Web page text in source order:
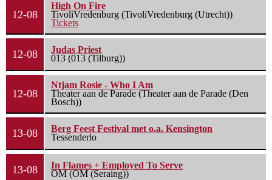
12-08
High On Fire
TivoliVredenburg (TivoliVredenburg (Utrecht))
Tickets
12-08
Judas Priest
013 (013 (Tilburg))
12-08
Ntjam Rosie - Who I Am
Theater aan de Parade (Theater aan de Parade (Den
Bosch))
13-08
Berg Feest Festival met o.a. Kensington
Tessenderlo
13-08
In Flames + Employed To Serve
OM (OM (Seraing))